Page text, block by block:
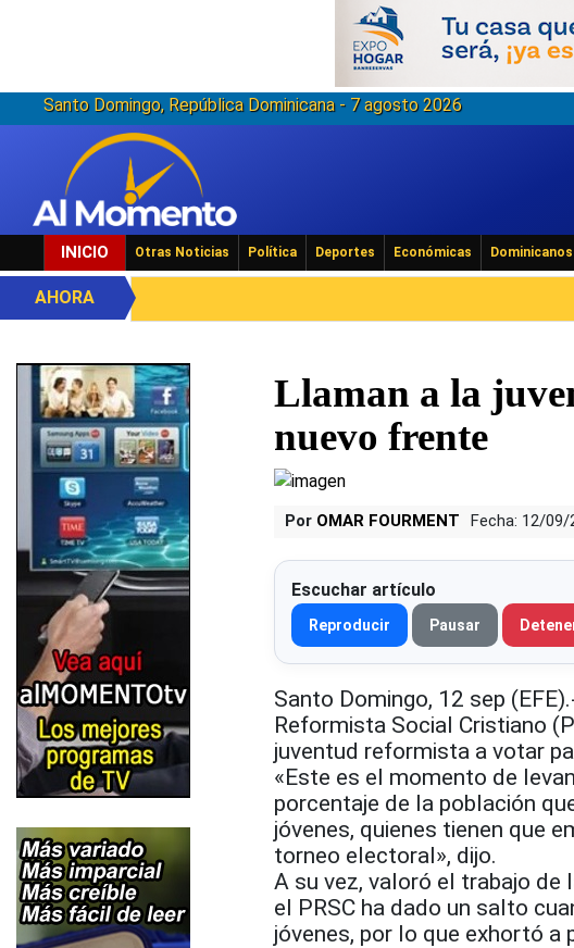
Santo Domingo, República Dominicana - 7 agosto 2026
INICIO Otras Noticias Política Deportes Económicas
AHORA
Llaman a la
nuevo frente
Por OMAR FOURMENT Fecha: 12/09/
Escuchar artículo
Reproducir Pausar
Santo Domingo, 12 sep
Reformista Social Cristiano
juventud reformista a votar
«Este es el momento de
porcentaje de la población
jóvenes, quienes tienen que
torneo electoral», dijo.
A su vez, valoró el trabajo
el PRSC ha dado un salto
jóvenes, por lo que exhortó a